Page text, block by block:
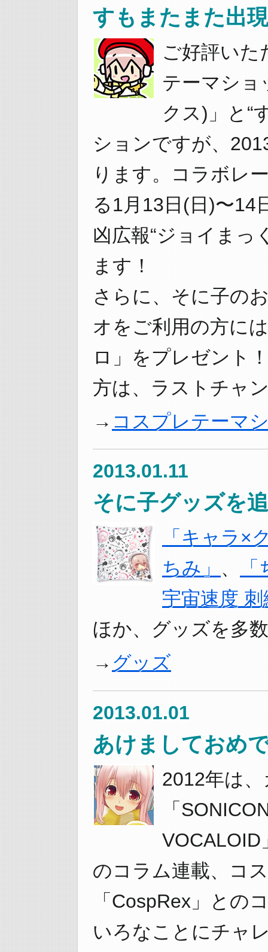
すもまたまた出
ご好評いた
テーマショ
クス)」と“
ションですが、
ります。コラボレ
る1月13日(日)〜14
凶広報“ジョイまっ
ます！
さらに、そに子の
オをご利用の方に
ロ」をプレゼント
方は、ラストチャ
コスプレテーマ
2013.01.11
そに子グッズを
「キャラ×
ちみ」 、
宇宙速度
ほか、グッズを多
グッズ
2013.01.01
あけましておめ
2012年は
「
VOCALOID
のコラム連載、コ
「CospRex」との
いろなことにチャ